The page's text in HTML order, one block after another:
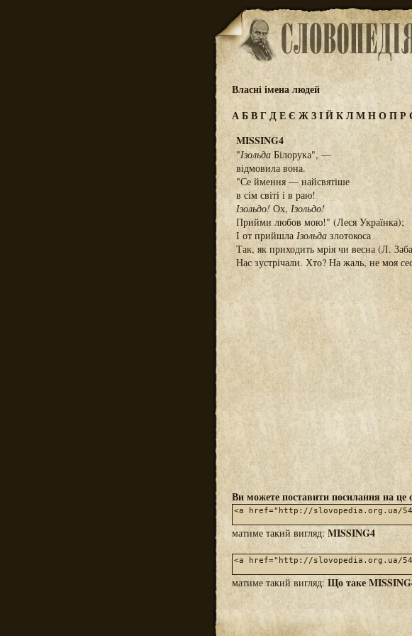
Власні імена людей
АБВГДЕЄЖЗІЙКЛМНОПР
MISSING4
"ІзольдаБілорука", —
відмовила вона.
"Се ймення — найсвятіше
в сім світі і в раю!
Ізольдо! Ох, Ізольдо!
Прийми любов мою!" (Леся Українка);
І от прийшла Ізольда злотокоса
Так, як приходить мрія чи весна (Л.
Нас зустрічали. Хто? На жаль, не моя
Ви можете поставити посилання на це
матиме такий вигляд: MISSING4
матиме такий вигляд: Що таке